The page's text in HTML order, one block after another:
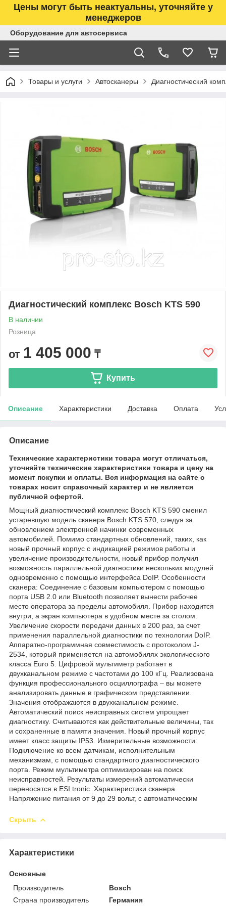
Цены могут быть неактуальны, уточняйте у
менеджеров
Оборудование для автосервиса
Товары и услуги Автосканеры Диагностический
Диагностический комплекс Bosch KTS 590
В наличии
Розница
от 1 405 000 ₸
Купить
Описание Характеристики Доставка Оплата
Описание
Технические характеристики товара могут отличаться,
уточняйте технические характеристики товара и цену на
момент покупки и оплаты. Вся информация на сайте о
товарах носит справочный характер и не является
публичной офертой.
Мощный диагностический комплекс Bosch KTS 590 сменил
устаревшую модель сканера Bosch KTS 570, следуя за
обновлением электронной начинки современных
автомобилей. Помимо стандартных обновлений, таких, как
новый прочный корпус с индикацией режимов работы и
увеличение производительности, новый прибор получил
возможность параллельной диагностики нескольких модулей
одновременно с помощью интерфейса DoIP. Особенности
сканера: Соединение с базовым компьютером с помощью
порта USB 2.0 или Bluetooth позволяет вынести рабочее
место оператора за пределы автомобиля. Прибор находится
внутри, а экран компьютера в удобном месте за столом.
Увеличение скорости передачи данных в 200 раз, за счет
применения параллельной диагностики по технологии DoIP.
Аппаратно-программная совместимость с протоколом J-
2534, который применяется на автомобилях экологического
класса Euro 5. Цифровой мультиметр работает в
двухканальном режиме с частотами до 100 кГц. Реализована
функция профессионального осциллографа – вы можете
анализировать данные в графическом представлении.
Значения отображаются в двухканальном режиме.
Автоматический поиск неисправных систем упрощает
диагностику. Считываются как действительные величины, так
и сохраненные в памяти значения. Новый прочный корпус
имеет класс защиты IP53. Измерительные возможности:
Подключение ко всем датчикам, исполнительным
механизмам, с помощью стандартного диагностического
порта. Режим мультиметра оптимизирован на поиск
неисправностей. Результаты измерений автоматически
переносятся в ESI tronic. Характеристики сканера
Напряжение питания от 9 до 29 вольт, с автоматическим
Скрыть
Характеристики
Основные
Производитель
Bosch
Страна производитель
Германия